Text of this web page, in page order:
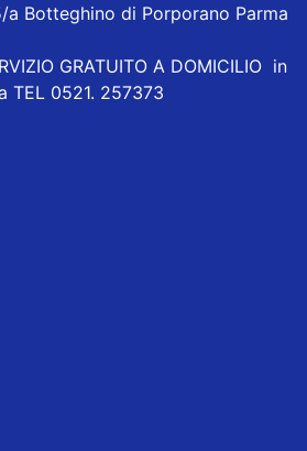
a Botteghino di Porporano Parma
GRATUITO A DOMICILIO in
TEL 0521. 257373